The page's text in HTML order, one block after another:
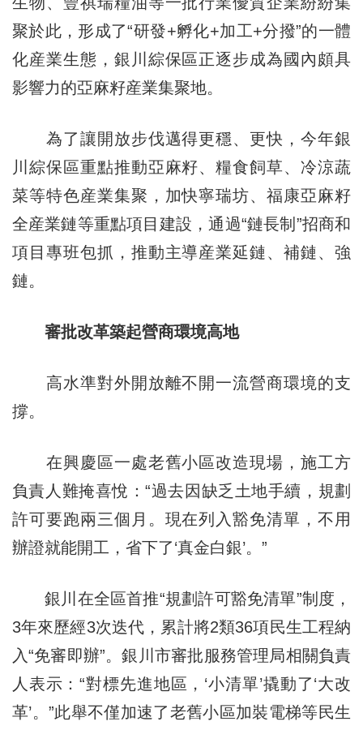
聚於此，形成了“研發+孵化+加工+分撥”的一體
化産業生態，銀川綜保區正逐步成為國內頗具
影響力的亞麻籽産業集聚地。
為了讓開放步伐邁得更穩、更快，今年銀
川綜保區重點推動亞麻籽、糧食飼草、冷涼蔬
菜等特色産業集聚，加快寧瑞坊、福康亞麻籽
全産業鏈等重點項目建設，通過“鏈長制”招商和
項目專班包抓，推動主導産業延鏈、補鏈、強
鏈。
審批改革築起營商環境高地
高水準對外開放離不開一流營商環境的支
撐。
在興慶區一處老舊小區改造現場，施工方
負責人難掩喜悅：“過去因缺乏土地手續，規劃
許可要跑兩三個月。現在列入豁免清單，不用
辦證就能開工，省下了‘真金白銀’。”
銀川在全區首推“規劃許可豁免清單”制度，
3年來歷經3次迭代，累計將2類36項民生工程納
入“免審即辦”。銀川市審批服務管理局相關負責
人表示：“對標先進地區，‘小清單’撬動了‘大改
革’。”此舉不僅加速了老舊小區加裝電梯等民生